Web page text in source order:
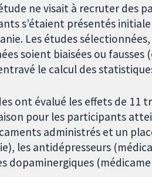
ne visait à recruter des
s’étaient présentés
Les études
soient biaisées ou
le calcul des
ont évalué les effets de 11
pour les participants
administrés et un
les antidépresseurs
dopaminergiques